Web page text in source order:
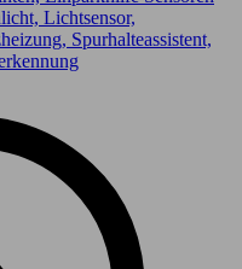
Lichtsensor,
Spurhalteassistent,